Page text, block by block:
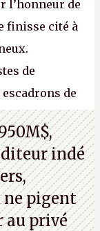
l’honneur de
finisse cité à
de
de
copyright
vos
indé
ne pigent
au privé